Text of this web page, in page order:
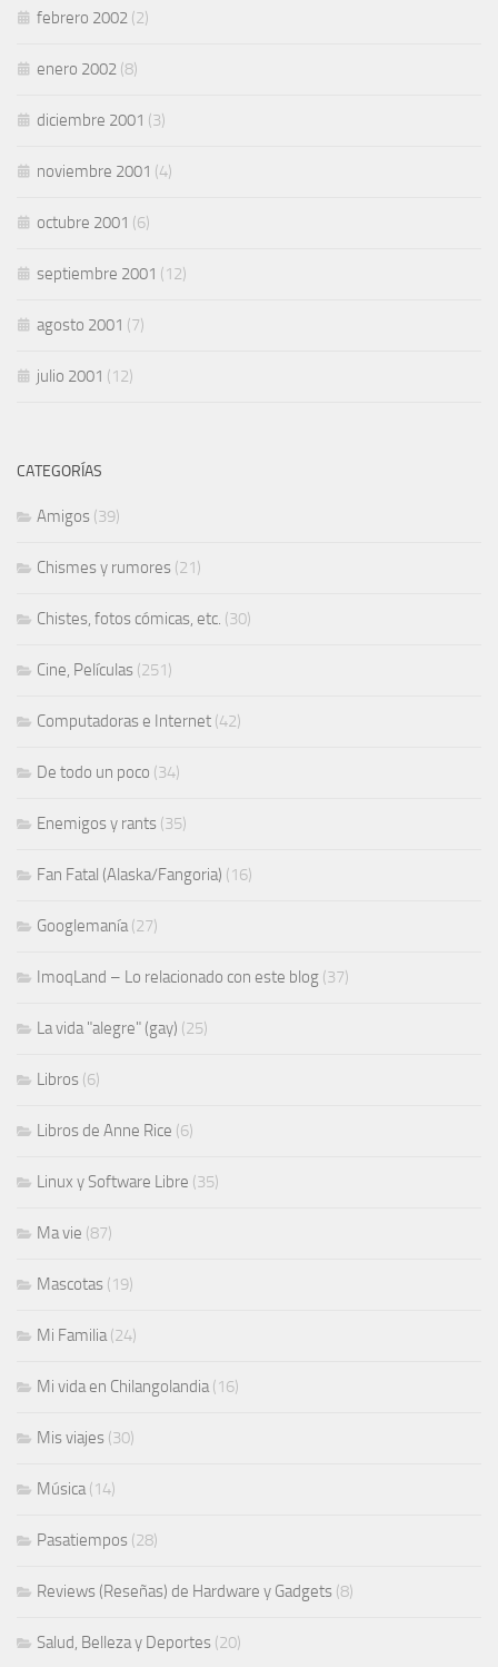
febrero 2002 (2)
enero 2002 (8)
diciembre 2001 (3)
noviembre 2001 (4)
octubre 2001 (6)
septiembre 2001 (12)
agosto 2001 (7)
julio 2001 (12)
CATEGORÍAS
Amigos (39)
Chismes y rumores (21)
Chistes, fotos cómicas, etc. (30)
Cine, Películas (251)
Computadoras e Internet (42)
De todo un poco (34)
Enemigos y rants (35)
Fan Fatal (Alaska/Fangoria) (16)
Googlemanía(27)
ImoqLand – Lo relacionado con este blog (37)
La vida "alegre" (gay) (25)
Libros (6)
Libros de Anne Rice (6)
Linux y Software Libre (35)
Ma vie (87)
Mascotas (19)
Mi Familia(24)
Mi vida en Chilangolandia(16)
Mis viajes (30)
Música(14)
Pasatiempos (28)
Reviews (Reseñas) de Hardware y Gadgets (8)
Salud, Belleza y Deportes (20)